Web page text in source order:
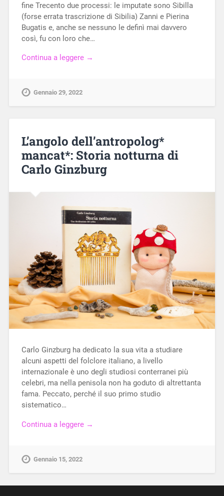
fine Trecento due processi: le imputate sono Sibilla
(forse errata trascrizione di Sibilia) Zanni e Pierina
Bugatis e, anche se nessuno le definì mai davvero
così, fu con loro che…
Continua a leggere →
Gennaio 29, 2022
L’angolo dell’antropolog*
mancat*: Storia notturna di
Carlo Ginzburg
Carlo Ginzburg ha dedicato la sua vita a studiare
alcuni aspetti del folclore italiano, a livello
internazionale è uno degli studiosi conterranei più
celebri, ma nella penisola non ha goduto di altrettanta
fama. Peccato, perché il suo primo studio
sistematico…
Continua a leggere →
Gennaio 15, 2022